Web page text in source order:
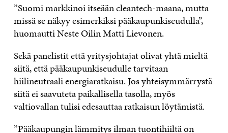
”Suomi markkinoi itseään cleantech-maana, mutta
missä se näkyy esimerkiksi pääkaupunkiseudulla”,
huomautti Neste Oilin Matti Lievonen.
Sekä panelistit että yritysjohtajat olivat yhtä mieltä
siitä, että pääkaupunkiseudulle tarvitaan
hiilineutraali energiaratkaisu. Jos yhteisymmärrystä
siitä ei saavuteta paikallisella tasolla, myös
valtiovallan tulisi edesauttaa ratkaisun löytämistä.
”Pääkaupungin lämmitys ilman tuontihiiltä on